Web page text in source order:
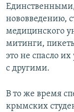
Единственными,
нововведению,
медицинского
митинги,
это не спасло
с другими.
В то же время
крымских